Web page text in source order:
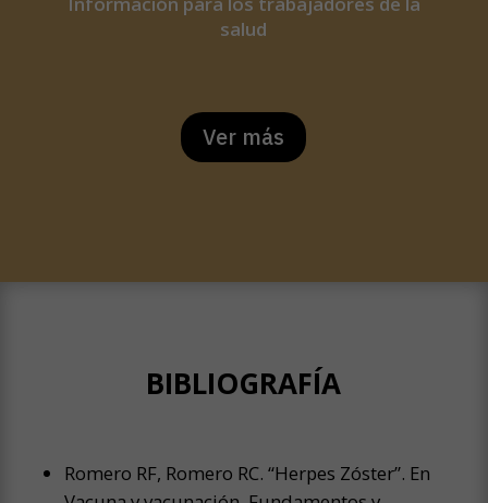
salud
Ver más
BIBLIOGRAFÍA
Romero RF, Romero RC. “Herpes Zóster”. En